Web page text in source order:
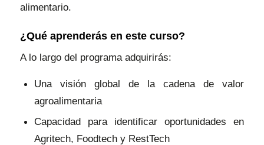
alimentario.
¿Qué aprenderás en este curso?
A lo largo del programa adquirirás:
Una visión global de la cadena de valor
agroalimentaria
Capacidad para identificar oportunidades en
Agritech, Foodtech y RestTech